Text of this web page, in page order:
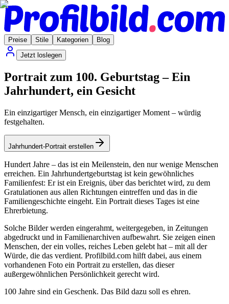
Preise Stile Kategorien
Blog
Jetzt loslegen
Portrait zum 100. Geburtstag – Ein
Jahrhundert, ein Gesicht
Ein einzigartiger Mensch, ein einzigartiger Moment – würdig
festgehalten.
Jahrhundert-Portrait erstellen
Hundert Jahre – das ist ein Meilenstein, den nur wenige Menschen
erreichen. Ein Jahrhundertgeburtstag ist kein gewöhnliches
Familienfest: Er ist ein Ereignis, über das berichtet wird, zu dem
Gratulationen aus allen Richtungen eintreffen und das in die
Familiengeschichte eingeht. Ein Portrait dieses Tages ist eine
Ehrerbietung.
Solche Bilder werden eingerahmt, weitergegeben, in Zeitungen
abgedruckt und in Familienarchiven aufbewahrt. Sie zeigen einen
Menschen, der ein volles, reiches Leben gelebt hat – mit all der
Würde, die das verdient. Profilbild.com hilft dabei, aus einem
vorhandenen Foto ein Portrait zu erstellen, das dieser
außergewöhnlichen Persönlichkeit gerecht wird.
100 Jahre sind ein Geschenk. Das Bild dazu soll es ehren.